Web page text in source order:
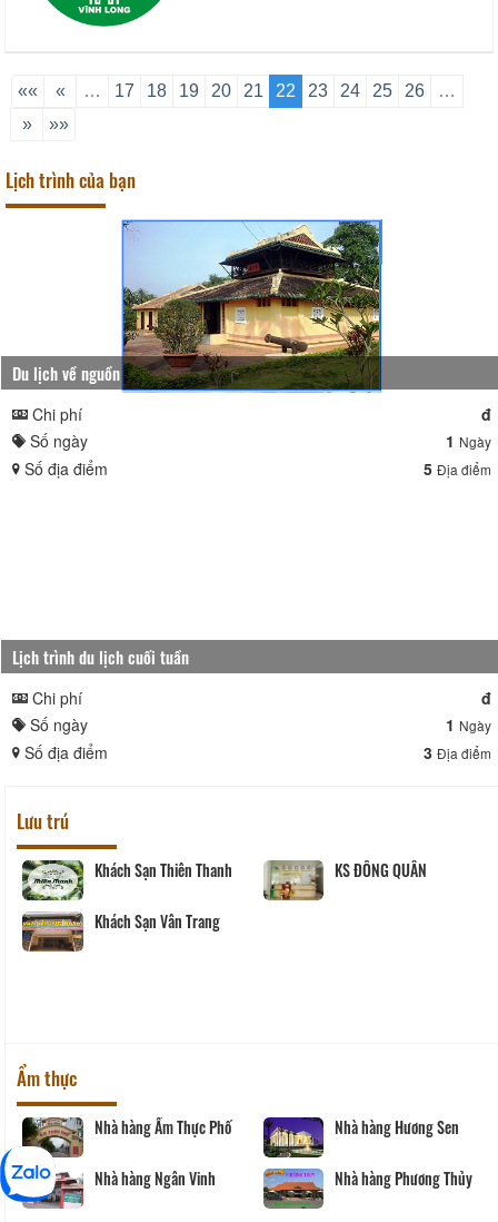
«« « … 17 18 19 20 21 22 23 24 25 26
…
»
»»
Lịch trình của bạn
Du lịch về nguồn
Chi phí
đ
Số ngày
1 Ngày
Số địa điểm 5 Địa điểm
Lịch trình du lịch cuối tuần
Chi phí
đ
Số ngày
1 Ngày
Số địa điểm 3 Địa điểm
Lưu trú
Khách Sạn Thiên Thanh KS ĐÔNG QUÂN
Khách Sạn Vân Trang
Ẩm thực
Nhà hàng Ẩm Thực Phố Nhà hàng Hương Sen
Nhà hàng Ngân Vinh Nhà hàng Phương Thủy